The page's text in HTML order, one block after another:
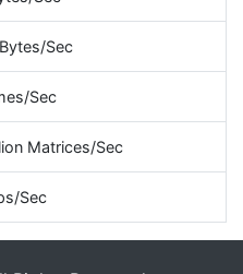
Sec
Sec
Matrices/Sec
Sec